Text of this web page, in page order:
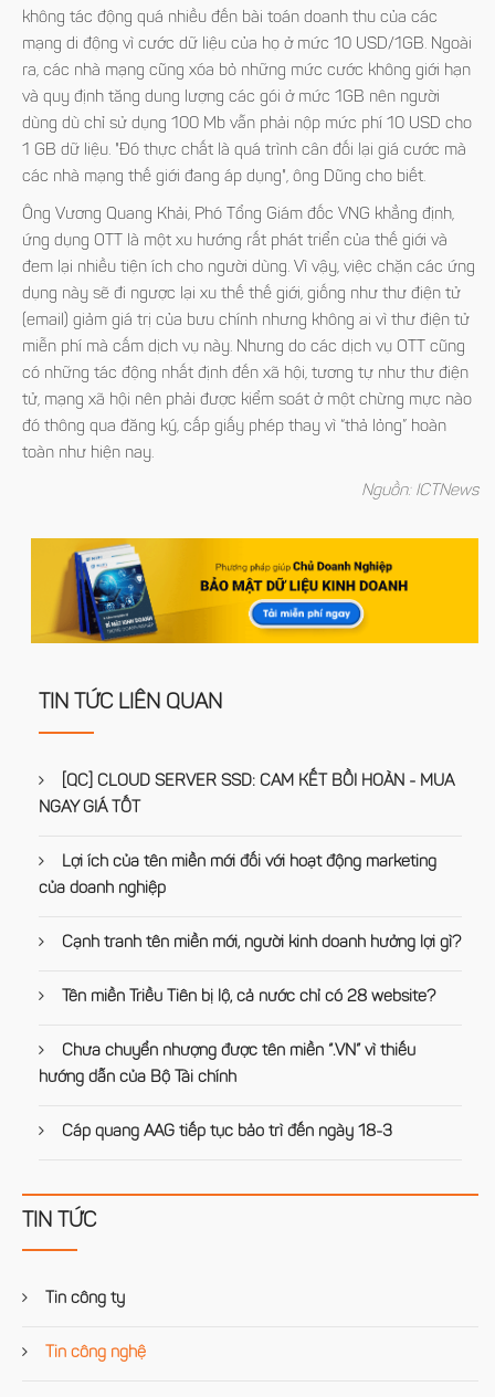
không tác động quá nhiều đến bài toán doanh thu của các
mạng di động vì cước dữ liệu của họ ở mức 10 USD/1GB. Ngoài
ra, các nhà mạng cũng xóa bỏ những mức cước không giới hạn
và quy định tăng dung lượng các gói ở mức 1GB nên người
dùng dù chỉ sử dụng 100 Mb vẫn phải nộp mức phí 10 USD cho
1 GB dữ liệu. "Đó thực chất là quá trình cân đối lại giá cước mà
các nhà mạng thế giới đang áp dụng", ông Dũng cho biết.
Ông Vương Quang Khải, Phó Tổng Giám đốc VNG khẳng định,
ứng dụng OTT là một xu hướng rất phát triển của thế giới và
đem lại nhiều tiện ích cho người dùng. Vì vậy, việc chặn các ứng
dụng này sẽ đi ngược lại xu thế thế giới, giống như thư điện tử
(email) giảm giá trị của bưu chính nhưng không ai vì thư điện tử
miễn phí mà cấm dịch vụ này. Nhưng do các dịch vụ OTT cũng
có những tác động nhất định đến xã hội, tương tự như thư điện
tử, mạng xã hội nên phải được kiểm soát ở một chừng mực nào
đó thông qua đăng ký, cấp giấy phép thay vì “thả lỏng” hoàn
toàn như hiện nay.
Nguồn: ICTNews
TIN TỨC LIÊN QUAN
[QC] CLOUD SERVER SSD: CAM KẾT BỒI HOÀN - MUA
NGAY GIÁ TỐT
Lợi ích của tên miền mới đối với hoạt động marketing
của doanh nghiệp
Cạnh tranh tên miền mới, người kinh doanh hưởng lợi gì?
Tên miền Triều Tiên bị lộ, cả nước chỉ có 28 website?
Chưa chuyển nhượng được tên miền “.VN” vì thiếu
hướng dẫn của Bộ Tài chính
Cáp quang AAG tiếp tục bảo trì đến ngày 18-3
TIN TỨC
Tin công ty
Tin công nghệ